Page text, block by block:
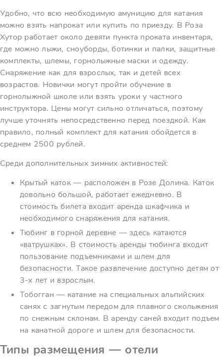
Удобно, что всю необходимую амуницию для катания
можно взять напрокат или купить по приезду. В Роза
Хутор работает около девяти пункта проката инвентаря,
где можно лыжи, сноуборды, ботинки и палки, защитные
комплекты, шлемы, горнолыжные маски и одежду.
Снаряжение как для взрослых, так и детей всех
возрастов. Новички могут пройти обучение в
горнолыжной школе или взять уроки у частного
инструктора. Цены могут сильно отличаться, поэтому
лучше уточнять непосредственно перед поездкой. Как
правило, полный комплект для катания обойдется в
среднем 2500 рублей.
Среди дополнительных зимних активностей:
Крытый каток — расположен в Розе Долина. Каток
довольно большой, работает ежедневно. В
стоимость билета входит аренда шкафчика и
необходимого снаряжения для катания.
Тюбинг в горной деревне — здесь катаются
«ватрушках». В стоимость аренды тюбинга входит
пользование подъемниками и шлем для
безопасности. Такое развлечение доступно детям от
3-х лет и взрослым.
Тобогган — катание на специальных альпийских
санях с загнутым передом для плавного скольжения
по снежным склонам. В аренду саней входит подъем
на канатной дороге и шлем для безопасности.
Типы размещения — отели